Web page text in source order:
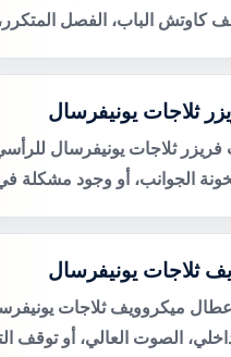
كاوتش الباب، الفصل
ثلاجات يونيفرسال
ثلاجات يونيفرسال
الجوانب، أو وجود مشكلة في
ثلاجات يونيفرسال
ميكروويف ثلاجات
الصوت العالي، أو